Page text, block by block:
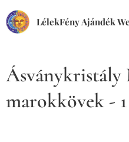
LélekFény Ajándék
Ásványkristály
marokkövek -